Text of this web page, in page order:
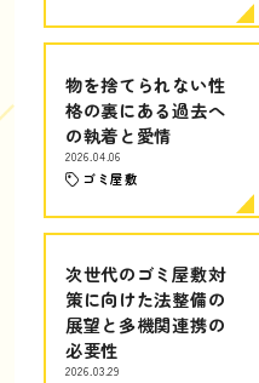
物を捨てられない性
格の裏にある過去へ
の執着と愛情
2026.04.06
ゴミ屋敷
次世代のゴミ屋敷対
策に向けた法整備の
展望と多機関連携の
必要性
2026.03.29